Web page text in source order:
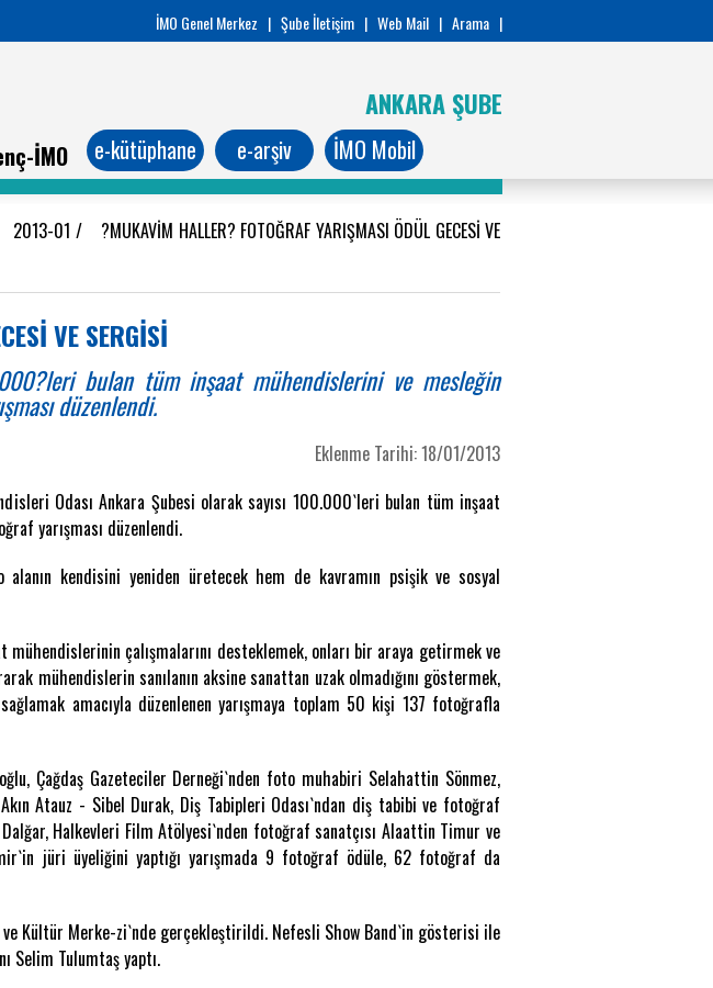
İMO Genel Merkez | Şube İletişim | Web Mail | Arama |
ANKARA ŞUBE
İMO e-kütüphane e-arşiv İMO Mobil
2013-01 / ?MUKAVİM HALLER? FOTOĞRAF YARIŞMASI ÖDÜL GECESİ VE
VE SERGİSİ
bulan tüm inşaat mühendislerini ve mesleğin
düzenlendi.
Eklenme Tarihi: 18/01/2013
Odası Ankara Şubesi olarak sayısı 100.000`leri bulan tüm inşaat
yarışması düzenlendi.
kendisini yeniden üretecek hem de kavramın psişik ve sosyal
çalışmalarını desteklemek, onları bir araya getirmek ve
mühendislerin sanılanın aksine sanattan uzak olmadığını göstermek,
amacıyla düzenlenen yarışmaya toplam 50 kişi 137 fotoğrafla
Çağdaş Gazeteciler Derneği`nden foto muhabiri Selahattin Sönmez,
Atauz - Sibel Durak, Diş Tabipleri Odası`ndan diş tabibi ve fotoğraf
Halkevleri Film Atölyesi`nden fotoğraf sanatçısı Alaattin Timur ve
jüri üyeliğini yaptığı yarışmada 9 fotoğraf ödüle, 62 fotoğraf da
ve Kültür Merke-zi`nde gerçekleştirildi. Nefesli Show Band`in gösterisi ile
Selim Tulumtaş yaptı.